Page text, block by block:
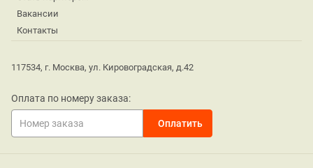
Вакансии
Контакты
117534, г. Москва, ул. Кировоградская, д.42
Оплата по номеру заказа: